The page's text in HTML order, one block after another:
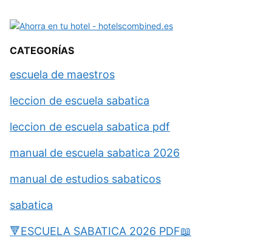
CATEGORÍAS
escuela de maestros
leccion de escuela sabatica
leccion de escuela sabatica pdf
manual de escuela sabatica 2026
manual de estudios sabaticos
sabatica
🔻ESCUELA SABATICA 2026 PDF📖